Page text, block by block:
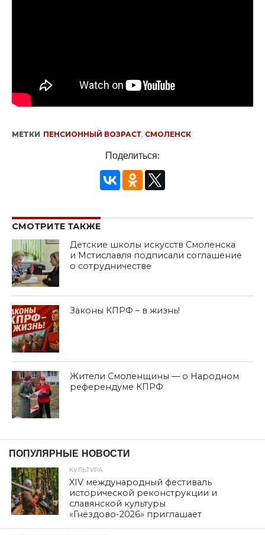
МЕТКИ ПЕНСИОННЫЙ ВОЗРАСТ, СМОЛЕНСК
Поделиться:
СМОТРИТЕ ТАКЖЕ
Детские школы искусств Смоленска
и Мстиславля подписали соглашение
о сотрудничестве
Законы КПРФ – в жизнь!
Жители Смоленщины — о Народном
референдуме КПРФ
ПРОИСШЕСТВИЯ
В Смоленске произошла
серьезная авария с участием
пассажирского автобуса